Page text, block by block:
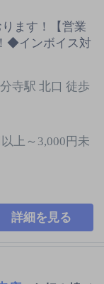
ます！【営業
◆インボイス対
寺駅 北口 徒歩
上～3,000円未
詳細を見る